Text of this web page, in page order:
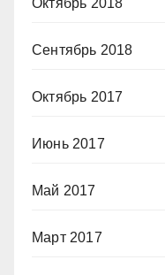
Сентябрь 2018
Октябрь 2017
Июнь 2017
Май 2017
Март 2017